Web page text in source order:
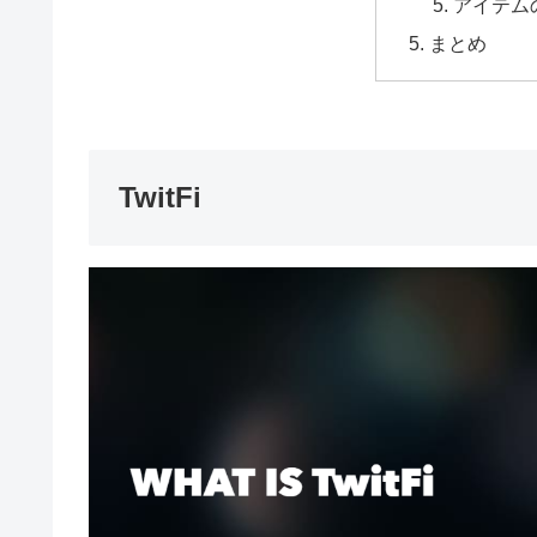
アイテム
まとめ
TwitFi